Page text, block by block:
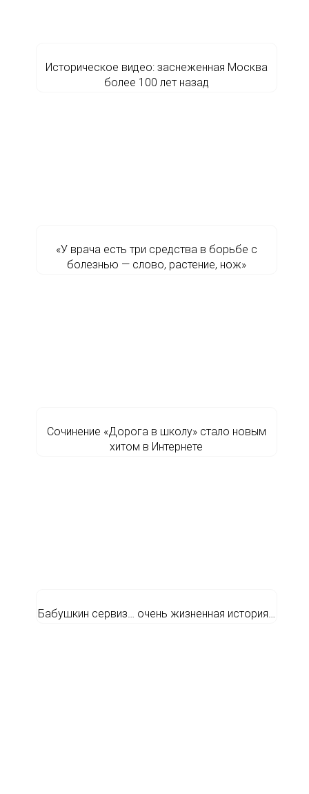
Историческое видео: заснеженная Москва
более 100 лет назад
«У врача есть три средства в борьбе с
болезнью — слово, растение, нож»
Сочинение «Дорога в школу» стало новым
хитом в Интернете
Бабушкин сервиз… очень жизненная история…